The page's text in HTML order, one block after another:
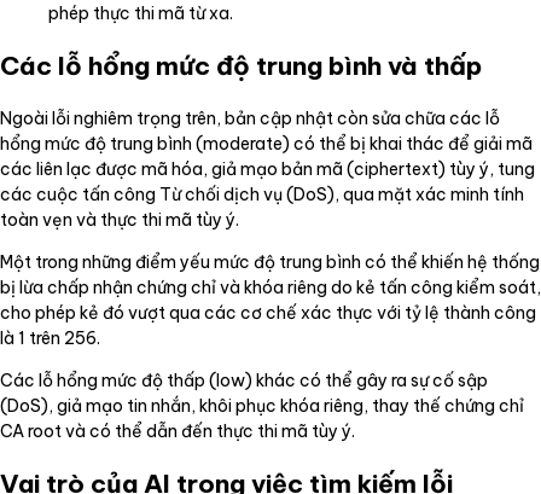
phép thực thi mã từ xa.
Các lỗ hổng mức độ trung bình và thấp
Ngoài lỗi nghiêm trọng trên, bản cập nhật còn sửa chữa các lỗ
hổng mức độ trung bình (moderate) có thể bị khai thác để giải mã
các liên lạc được mã hóa, giả mạo bản mã (ciphertext) tùy ý, tung
các cuộc tấn công Từ chối dịch vụ (DoS), qua mặt xác minh tính
toàn vẹn và thực thi mã tùy ý.
Một trong những điểm yếu mức độ trung bình có thể khiến hệ thống
bị lừa chấp nhận chứng chỉ và khóa riêng do kẻ tấn công kiểm soát,
cho phép kẻ đó vượt qua các cơ chế xác thực với tỷ lệ thành công
là 1 trên 256.
Các lỗ hổng mức độ thấp (low) khác có thể gây ra sự cố sập
(DoS), giả mạo tin nhắn, khôi phục khóa riêng, thay thế chứng chỉ
CA root và có thể dẫn đến thực thi mã tùy ý.
Vai trò của AI trong việc tìm kiếm lỗi